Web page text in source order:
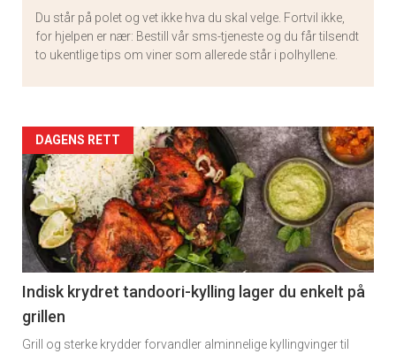
Du står på polet og vet ikke hva du skal velge. Fortvil ikke,
for hjelpen er nær: Bestill vår sms-tjeneste og du får tilsendt
to ukentlige tips om viner som allerede står i polhyllene.
Artikler
detail
-
section
11
DAGENS RETT
Indisk krydret tandoori-kylling lager du enkelt på
grillen
Grill og sterke krydder forvandler alminnelige kyllingvinger til